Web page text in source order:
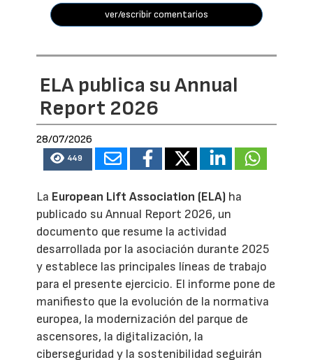
ver/escribir comentarios
ELA publica su Annual
Report 2026
28/07/2026
449
La European Lift Association (ELA) ha
publicado su Annual Report 2026, un
documento que resume la actividad
desarrollada por la asociación durante 2025
y establece las principales líneas de trabajo
para el presente ejercicio. El informe pone de
manifiesto que la evolución de la normativa
europea, la modernización del parque de
ascensores, la digitalización, la
ciberseguridad y la sostenibilidad seguirán